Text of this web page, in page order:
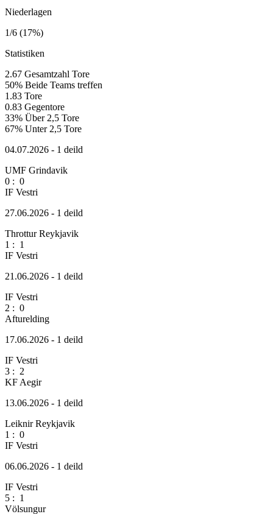
Niederlagen
1/6 (17%)
Statistiken
2.67 Gesamtzahl Tore
50% Beide Teams treffen
1.83 Tore
0.83 Gegentore
33% Über 2,5 Tore
67% Unter 2,5 Tore
04.07.2026 - 1 deild
UMF Grindavik
0 : 0
IF Vestri
27.06.2026 - 1 deild
Throttur Reykjavik
1 : 1
IF Vestri
21.06.2026 - 1 deild
IF Vestri
2 : 0
Afturelding
17.06.2026 - 1 deild
IF Vestri
3 : 2
KF Aegir
13.06.2026 - 1 deild
Leiknir Reykjavik
1 : 0
IF Vestri
06.06.2026 - 1 deild
IF Vestri
5 : 1
Völsungur